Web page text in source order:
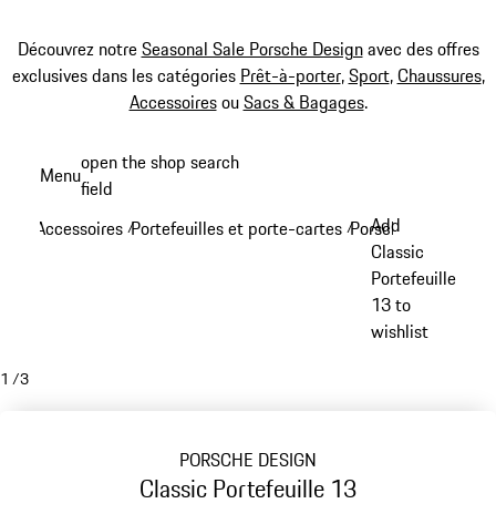
Découvrez notreSeasonal Sale Porsche Designavec des offres
exclusives dans les catégories Prêt-à-porter,Sport,Chaussures,
AccessoiresouSacs & Bagages.
principal
Menuopen the shop search
field
Accessoires /Portefeuilles et porte-cartes /Porsche Design
Add
Classic
Portefeuille
13 to
wishlist
1 /3
PORSCHE DESIGN
Classic Portefeuille 13